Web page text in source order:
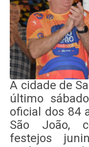
A cidade de
último
oficial dos 84
São João,
festejos